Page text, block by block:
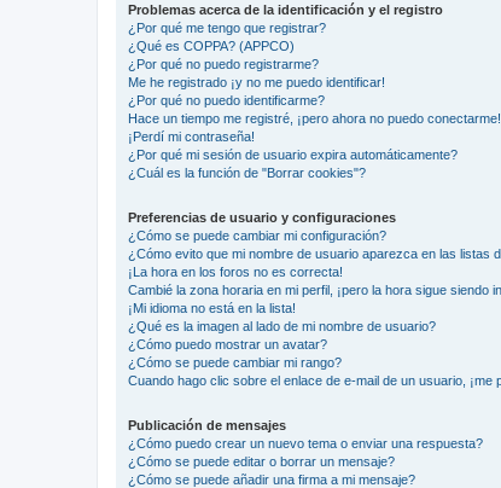
Problemas acerca de la identificación y el registro
¿Por qué me tengo que registrar?
¿Qué es COPPA? (APPCO)
¿Por qué no puedo registrarme?
Me he registrado ¡y no me puedo identificar!
¿Por qué no puedo identificarme?
Hace un tiempo me registré, ¡pero ahora no puedo conectarme!
¡Perdí mi contraseña!
¿Por qué mi sesión de usuario expira automáticamente?
¿Cuál es la función de "Borrar cookies"?
Preferencias de usuario y configuraciones
¿Cómo se puede cambiar mi configuración?
¿Cómo evito que mi nombre de usuario aparezca en las listas
¡La hora en los foros no es correcta!
Cambié la zona horaria en mi perfil, ¡pero la hora sigue siendo
¡Mi idioma no está en la lista!
¿Qué es la imagen al lado de mi nombre de usuario?
¿Cómo puedo mostrar un avatar?
¿Cómo se puede cambiar mi rango?
Cuando hago clic sobre el enlace de e-mail de un usuario, ¡me
Publicación de mensajes
¿Cómo puedo crear un nuevo tema o enviar una respuesta?
¿Cómo se puede editar o borrar un mensaje?
¿Cómo se puede añadir una firma a mi mensaje?